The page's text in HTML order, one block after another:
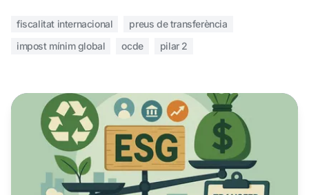
fiscalitat internacional
preus de transferència
impost mínim global
ocde pilar 2